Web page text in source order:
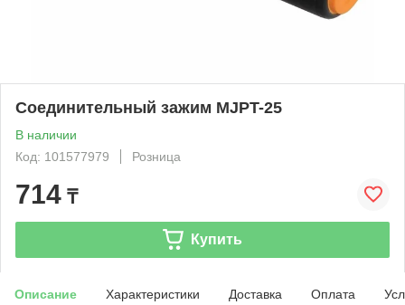
Соединительный зажим MJPT-25
В наличии
Код: 101577979
Розница
714 ₸
Купить
Описание Характеристики Доставка Оплата